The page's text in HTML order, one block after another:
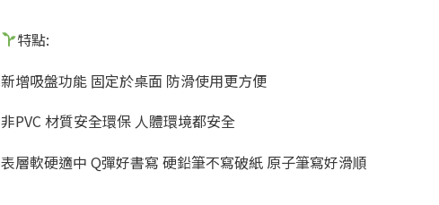
特點:
新增吸盤功能 固定於桌面 防滑使用更方便
非PVC 材質安全環保 人體環境都安全
表層軟硬適中 Q彈好書寫 硬鉛筆不寫破紙 原子筆寫好滑順